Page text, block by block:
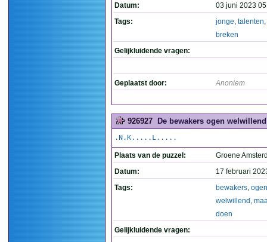
Datum:
03 juni 2023
Tags:
jonge, talenten,
breken
Gelijkluidende vragen:
Geplaatst door: Anoniem
926927 De bewakers ogen
.N.K.....L.....
Plaats van de puzzel:
Groene
Datum:
17 februari
Tags:
bewakers, ogen
welwillend ,
doen
Gelijkluidende vragen: